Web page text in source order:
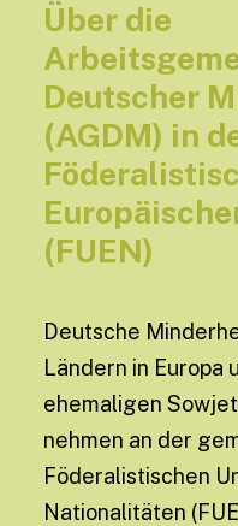
Über die
Deutscher
(AGDM) in
(FUEN)
Deutsche
Ländern in Europa
ehemaligen
nehmen an der
Föderalistischen
Nationalitäten